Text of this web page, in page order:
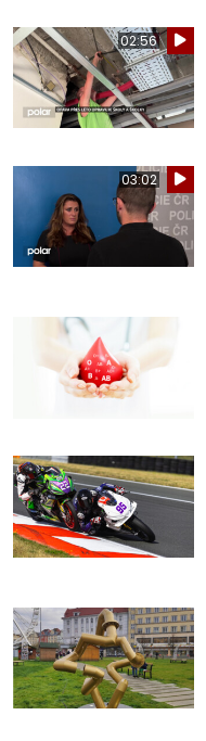
02:56
03:02